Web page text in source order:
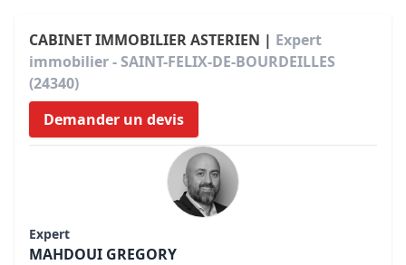
CABINET IMMOBILIER ASTERIEN | Expert
immobilier - SAINT-FELIX-DE-BOURDEILLES
(24340)
Demander un devis
Expert
MAHDOUI GREGORY